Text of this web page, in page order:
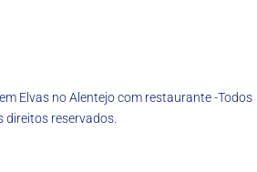
Elvas no Alentejo com restaurante-Todos
direitos reservados.